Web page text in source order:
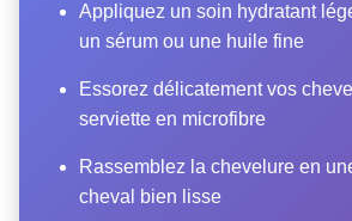
Appliquez un soin hydratant
un sérum ou une huile fine
Essorez délicatement vos
serviette en microfibre
Rassemblez la chevelure en
cheval bien lisse